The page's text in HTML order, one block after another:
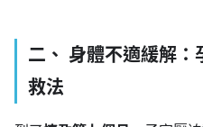
二、 身體不適緩解：
救法